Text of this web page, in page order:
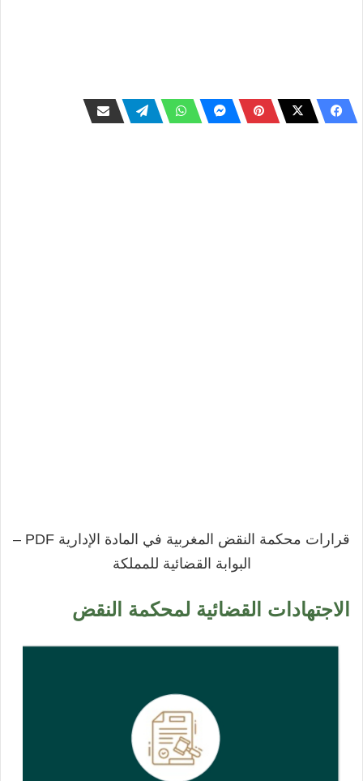
قرارات محكمة النقض المغربية في المادة الإدارية PDF –
البوابة القضائية للمملكة
الاجتهادات القضائية لمحكمة النقض